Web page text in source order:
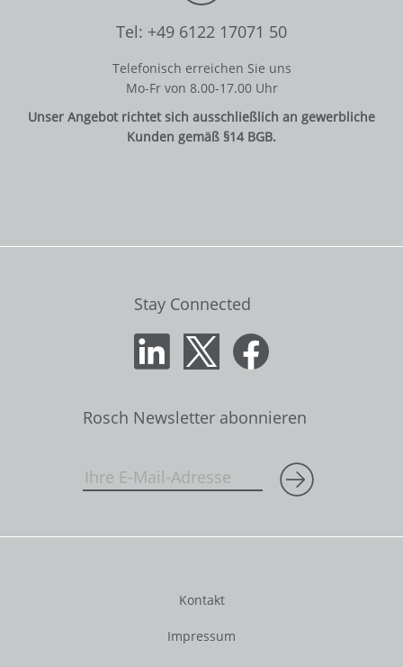
Tel: +49 6122 17071 50
Telefonisch erreichen Sie uns
Mo-Fr von 8.00-17.00 Uhr
Unser Angebot richtet sich ausschließlich an gewerbliche
Kunden gemäß §14 BGB.
Stay Connected
Rosch Newsletter abonnieren
Kontakt
Impressum